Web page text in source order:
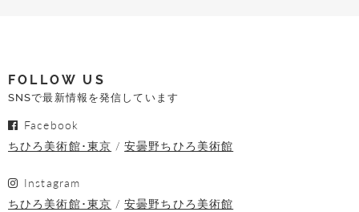
FOLLOW US
SNSで最新情報を発信しています
Facebook
ちひろ美術館･東京
安曇野ちひろ美術館
Instagram
ちひろ美術館･東京
安曇野ちひろ美術館